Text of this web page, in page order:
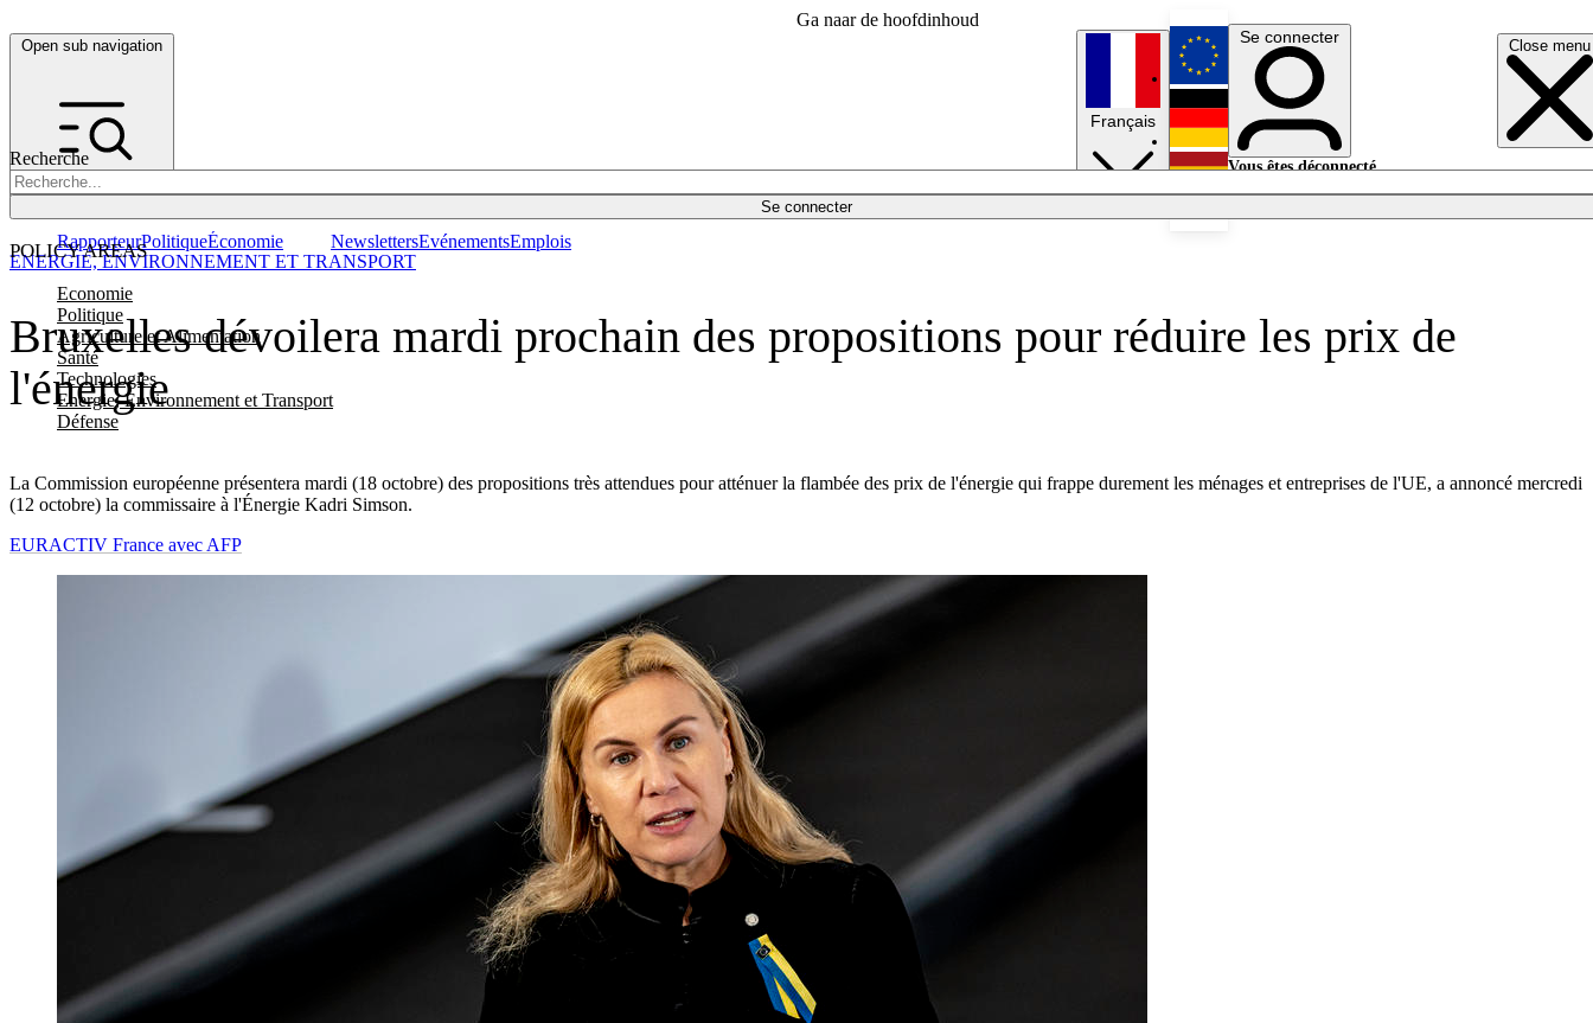
Ga naar de hoofdinhoud
Open sub navigation Close menu
Recherche
Se connecter
POLICY AREAS
Economie
Politique
Agriculture et Alimentation
Santé
Technologies
Energie, Environnement et Transport
Défense
RapporteurPolitiqueÉconomie NewslettersEvénementsEmplois
Français
English
Deutsch
Se connecter
Vous êtes déconnecté.
Bruxelles dévoilera mardi prochain des propositions pour réduire les prix de
l'énergie
La Commission européenne présentera mardi (18 octobre) des propositions très attendues pour atténuer la flambée des prix de l'énergie qui frappe durement les ménages et entreprises de l'UE, a annoncé mercredi
(12 octobre) la commissaire à l'Énergie Kadri Simson.
ENERGIE, ENVIRONNEMENT ET TRANSPORT
EURACTIV France avec AFP